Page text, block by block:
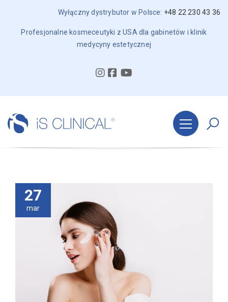
Wyłączny dystrybutor w Polsce: +48 22 230 43 36
Profesjonalne kosmeceutyki z USA dla gabinetów i klinik
medycyny estetycznej
27
mar